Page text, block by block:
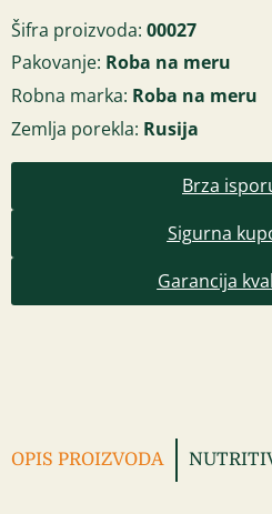
Šifra proizvoda: 00027
Pakovanje: Roba na meru
Robna marka: Roba na meru
Zemlja porekla: Rusija
Brza
Sigurna
Garancija
OPIS PROIZVODA